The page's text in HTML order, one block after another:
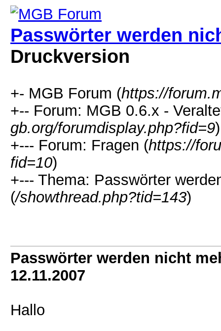
Passwörter werden
Druckversion
+- MGB Forum (https://
+-- Forum: MGB 0.6.x -
gb.org/forumdisplay.php?fid=9)
+--- Forum: Fragen (https://
fid=10)
+--- Thema: Passwörter
(/showthread.php?tid=143)
Passwörter werden nicht
12.11.2007
Hallo